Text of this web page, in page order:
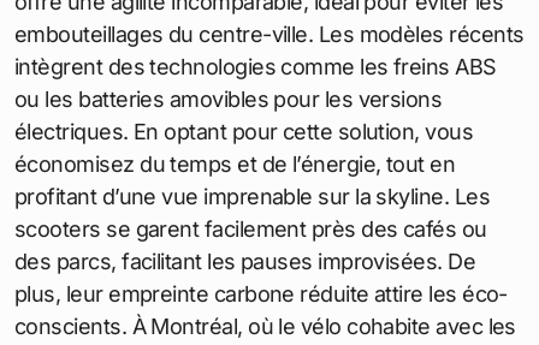
embouteillages du centre-ville. Les modèles récents
intègrent des technologies comme les freins ABS
ou les batteries amovibles pour les versions
électriques. En optant pour cette solution, vous
économisez du temps et de l’énergie, tout en
profitant d’une vue imprenable sur la skyline. Les
scooters se garent facilement près des cafés ou
des parcs, facilitant les pauses improvisées. De
plus, leur empreinte carbone réduite attire les éco-
conscients. À Montréal, où le vélo cohabite avec les